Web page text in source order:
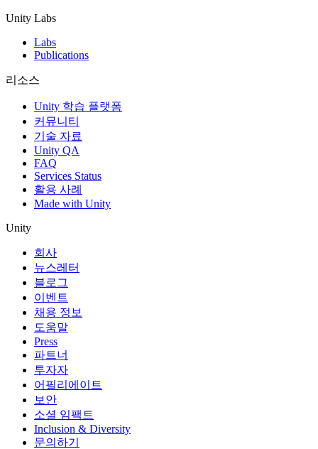
Unity Labs
Labs
Publications
리소스
Unity 학습 플랫폼
커뮤니티
기술 자료
Unity QA
FAQ
Services Status
활용 사례
Made with Unity
Unity
회사
뉴스레터
블로그
이벤트
채용 정보
도움말
Press
파트너
투자자
어필리에이트
보안
소셜 임팩트
Inclusion & Diversity
문의하기